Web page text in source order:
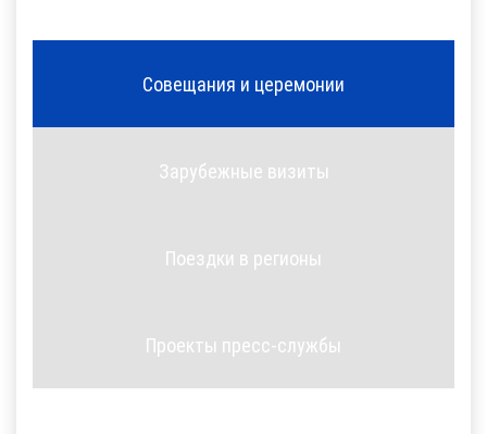
Совещания и церемонии
Зарубежные визиты
Поездки в регионы
Проекты пресс-службы